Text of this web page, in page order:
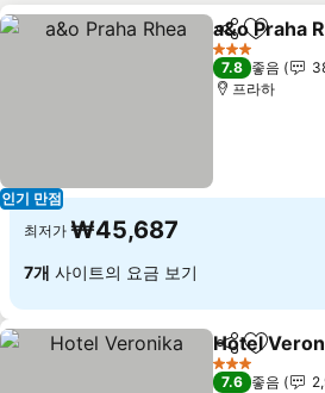
인기 만점
공유 즐겨찾
a&o Praha
3 성급
7.8 좋음
프라하
최저가 ₩45,687
7개 사이트의 요금 보기
공유 즐겨찾
Hotel
3 성급
7.6 좋음